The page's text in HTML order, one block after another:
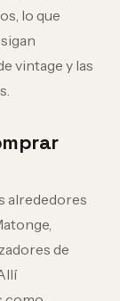
lo que
vintage y las
alrededores
de